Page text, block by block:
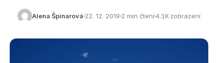
Alena Špinarová 22. 12. 2019 2 min čtení4.1K zobrazení